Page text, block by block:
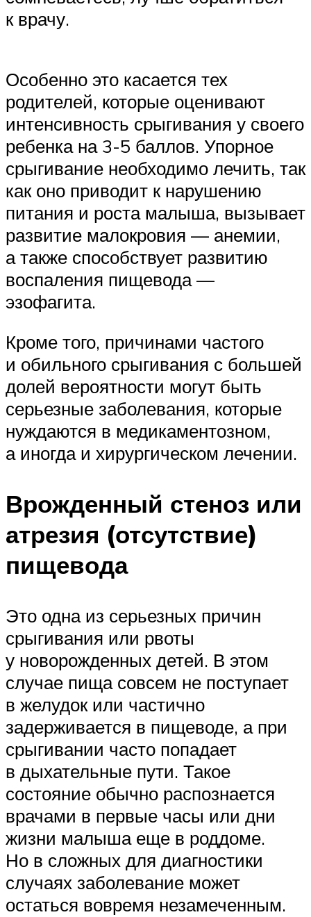
к врачу.
Особенно это касается тех
родителей, которые оценивают
интенсивность срыгивания у своего
ребенка на 3-5 баллов. Упорное
срыгивание необходимо лечить, так
как оно приводит к нарушению
питания и роста малыша, вызывает
развитие малокровия — анемии,
а также способствует развитию
воспаления пищевода —
эзофагита.
Кроме того, причинами частого
и обильного срыгивания с большей
долей вероятности могут быть
серьезные заболевания, которые
нуждаются в медикаментозном,
а иногда и хирургическом лечении.
Врожденный стеноз или
атрезия (отсутствие)
пищевода
Это одна из серьезных причин
срыгивания или рвоты
у новорожденных детей. В этом
случае пища совсем не поступает
в желудок или частично
задерживается в пищеводе, а при
срыгивании часто попадает
в дыхательные пути. Такое
состояние обычно распознается
врачами в первые часы или дни
жизни малыша еще в роддоме.
Но в сложных для диагностики
случаях заболевание может
остаться вовремя незамеченным.